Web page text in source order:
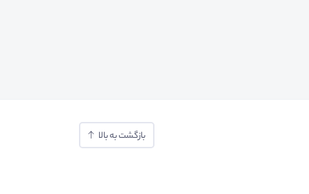
بازگشت به بالا